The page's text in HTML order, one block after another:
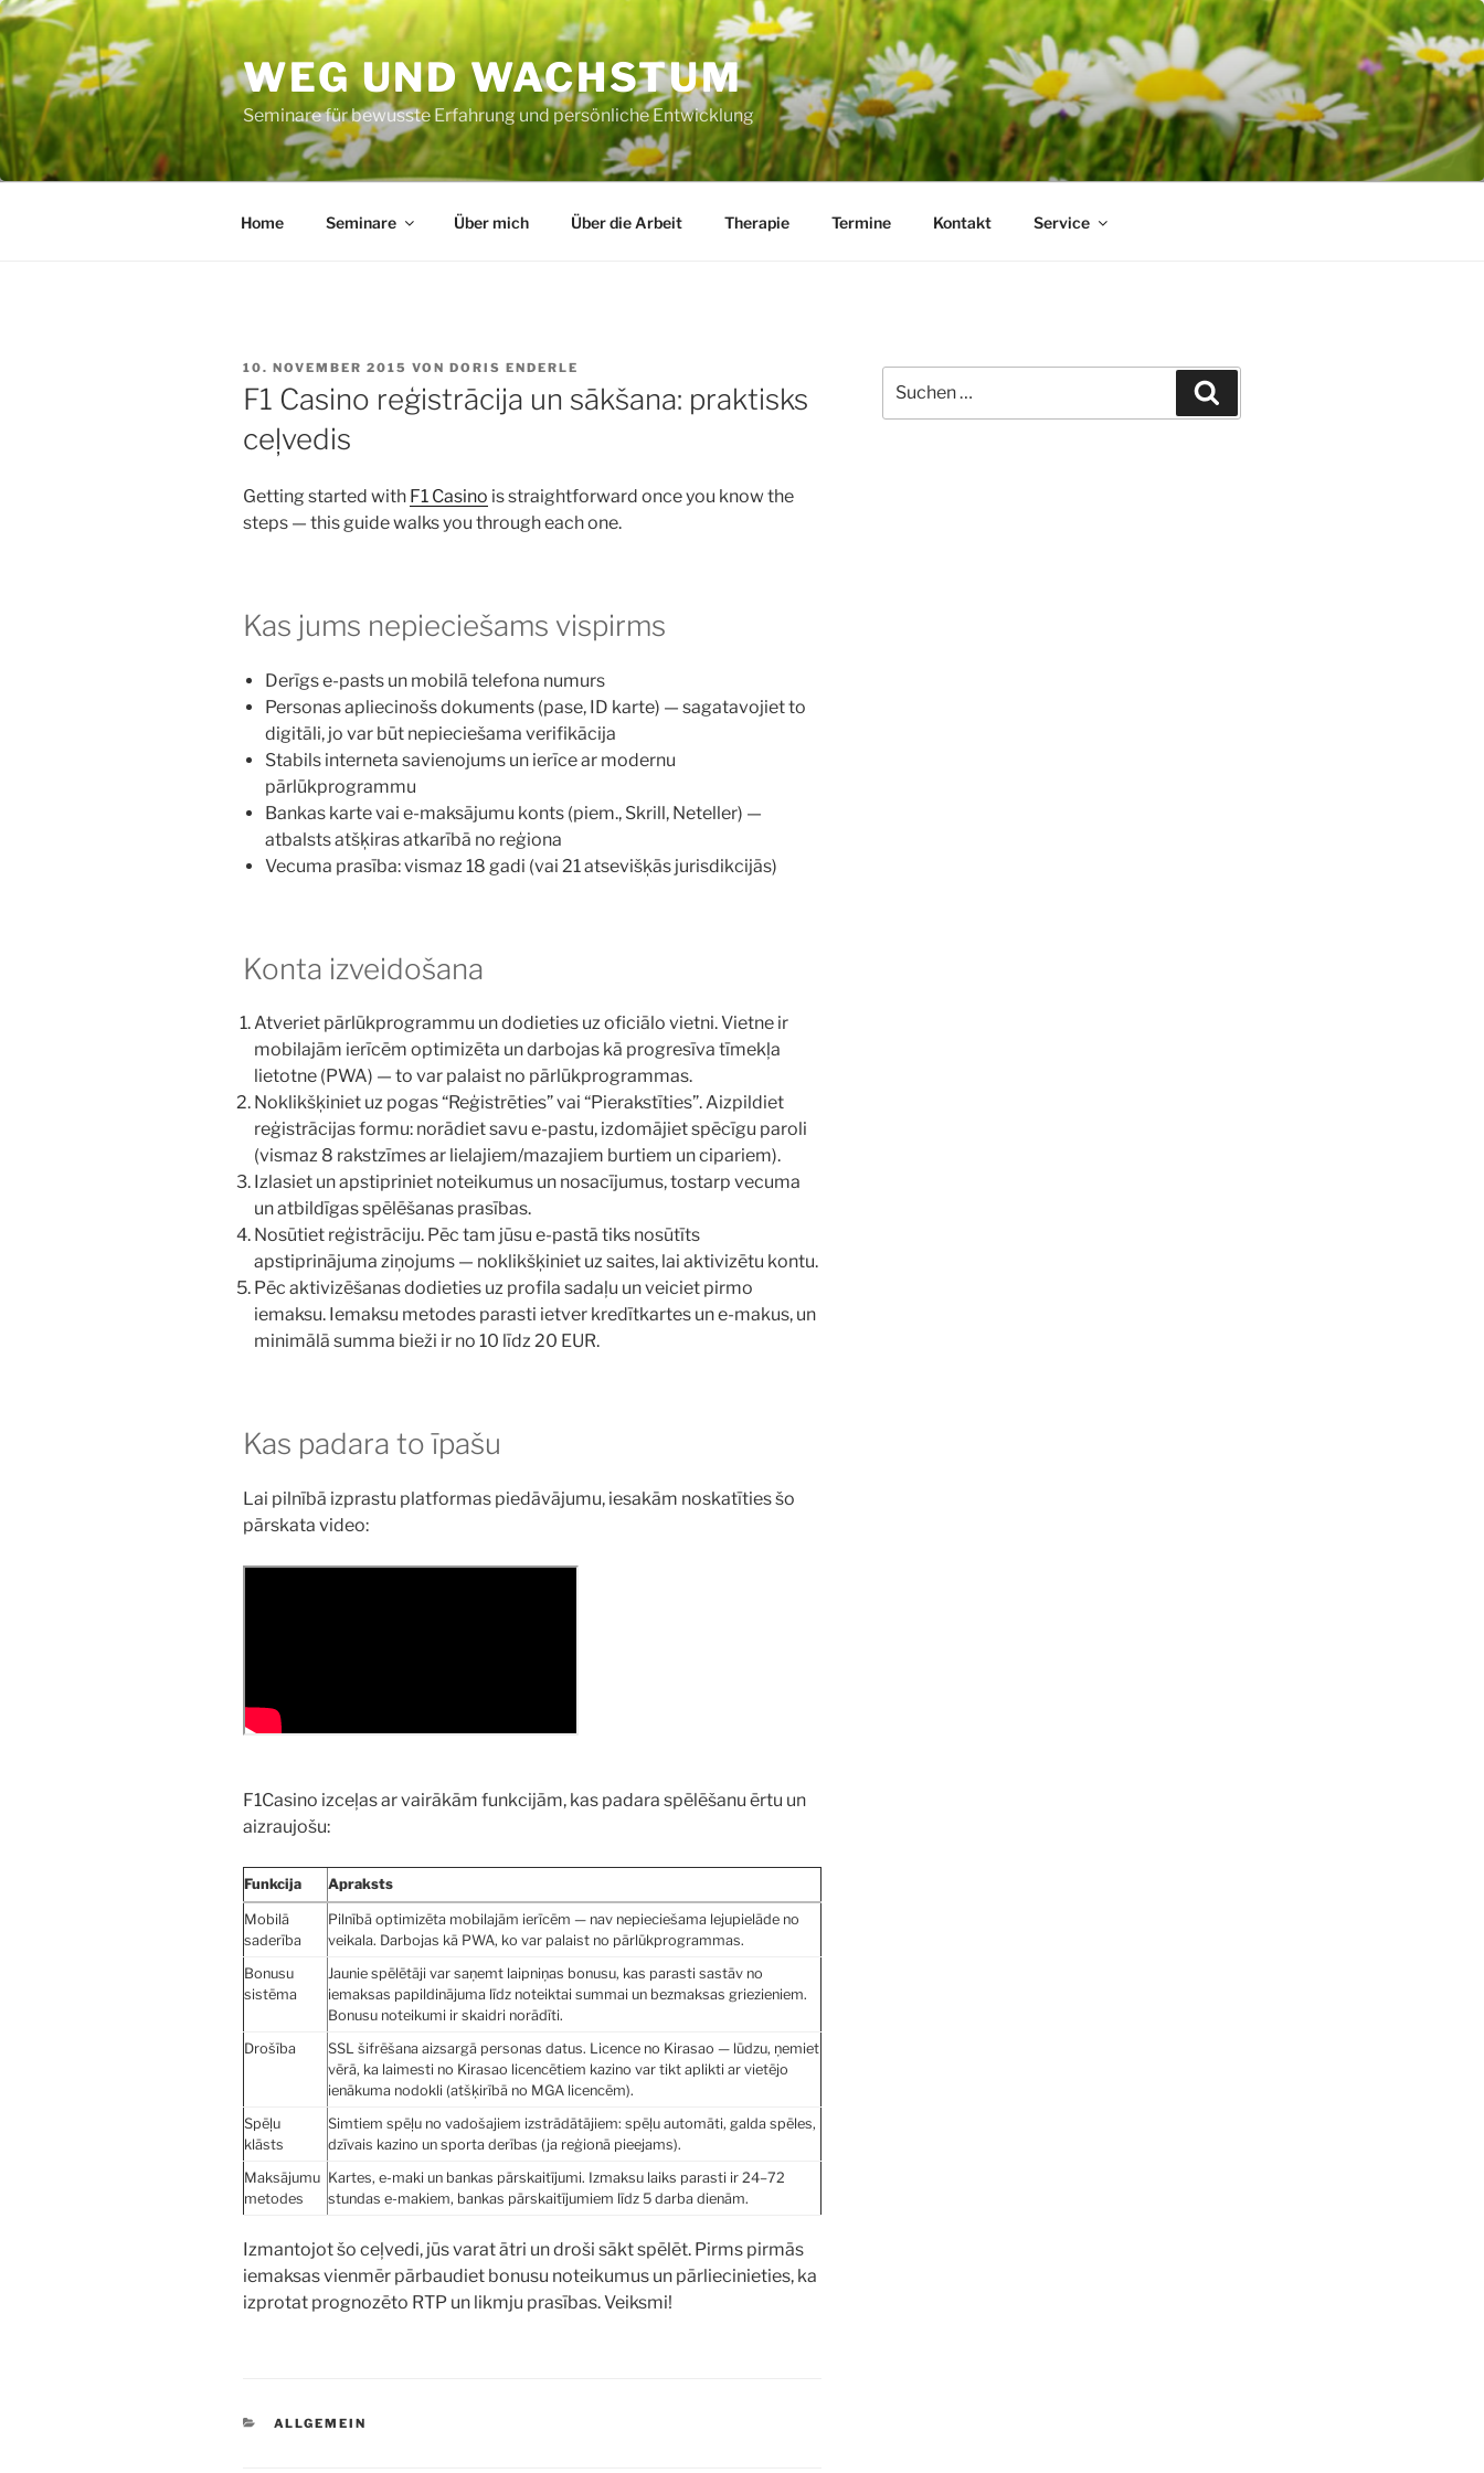
Zum
Inhalt
springen
WEG UND WACHSTUM
Seminare für bewusste Erfahrung und persönliche Entwicklung
Home Seminare Über mich Über die Arbeit Therapie Termine Kontakt Service
VERÖFFENTLICHT
AM
10. NOVEMBER 2015 VON DORIS ENDERLE
F1 Casino reģistrācija un sākšana: praktisks
ceļvedis
Getting started with F1 Casino is straightforward once you know the
steps — this guide walks you through each one.
Kas jums nepieciešams vispirms
Derīgs e-pasts un mobilā telefona numurs
Personas apliecinošs dokuments (pase, ID karte) — sagatavojiet to
digitāli, jo var būt nepieciešama verifikācija
Stabils interneta savienojums un ierīce ar modernu
pārlūkprogrammu
Bankas karte vai e-maksājumu konts (piem., Skrill, Neteller) —
atbalsts atšķiras atkarībā no reģiona
Vecuma prasība: vismaz 18 gadi (vai 21 atsevišķās jurisdikcijās)
Konta izveidošana
Atveriet pārlūkprogrammu un dodieties uz oficiālo vietni. Vietne ir
mobilajām ierīcēm optimizēta un darbojas kā progresīva tīmekļa
lietotne (PWA) — to var palaist no pārlūkprogrammas.
Noklikšķiniet uz pogas “Reģistrēties” vai “Pierakstīties”. Aizpildiet
reģistrācijas formu: norādiet savu e-pastu, izdomājiet spēcīgu paroli
(vismaz 8 rakstzīmes ar lielajiem/mazajiem burtiem un cipariem).
Izlasiet un apstipriniet noteikumus un nosacījumus, tostarp vecuma
un atbildīgas spēlēšanas prasības.
Nosūtiet reģistrāciju. Pēc tam jūsu e-pastā tiks nosūtīts
apstiprinājuma ziņojums — noklikšķiniet uz saites, lai aktivizētu kontu.
Pēc aktivizēšanas dodieties uz profila sadaļu un veiciet pirmo
iemaksu. Iemaksu metodes parasti ietver kredītkartes un e-makus, un
minimālā summa bieži ir no 10 līdz 20 EUR.
Kas padara to īpašu
Lai pilnībā izprastu platformas piedāvājumu, iesakām noskatīties šo
pārskata video:
F1Casino izceļas ar vairākām funkcijām, kas padara spēlēšanu ērtu un
aizraujošu:
Funkcija Apraksts
Mobilā
saderība
Pilnībā optimizēta mobilajām ierīcēm — nav nepieciešama lejupielāde no
veikala. Darbojas kā PWA, ko var palaist no pārlūkprogrammas.
Bonusu
sistēma
Jaunie spēlētāji var saņemt laipniņas bonusu, kas parasti sastāv no
iemaksas papildinājuma līdz noteiktai summai un bezmaksas griezieniem.
Bonusu noteikumi ir skaidri norādīti.
Drošība
SSL šifrēšana aizsargā personas datus. Licence no Kirasao — lūdzu, ņemiet
vērā, ka laimesti no Kirasao licencētiem kazino var tikt aplikti ar vietējo
ienākuma nodokli (atšķirībā no MGA licencēm).
Spēļu
klāsts
Simtiem spēļu no vadošajiem izstrādātājiem: spēļu automāti, galda spēles,
dzīvais kazino un sporta derības (ja reģionā pieejams).
Maksājumu
metodes
Kartes, e-maki un bankas pārskaitījumi. Izmaksu laiks parasti ir 24–72
stundas e-makiem, bankas pārskaitījumiem līdz 5 darba dienām.
Izmantojot šo ceļvedi, jūs varat ātri un droši sākt spēlēt. Pirms pirmās
iemaksas vienmēr pārbaudiet bonusu noteikumus un pārliecinieties, ka
izprotat prognozēto RTP un likmju prasības. Veiksmi!
KATEGORIEN
ALLGEMEIN
nach: